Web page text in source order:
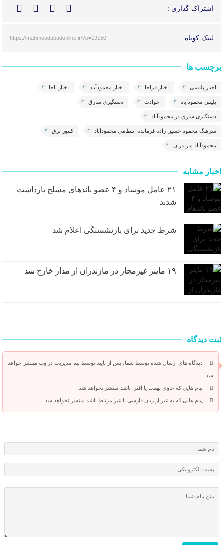
اشتراک گذاری :
لینک کوتاه : https://mahmoudabadonline.ir/?p=19150
برچسب ها
اخبار پلیسی اخبار فراجا اخبار محمودآباد اخبار ناجا
پلیس محمودآباد حوادث دستگیری سارق
دستگیری سارق در محمودآباد
سرهنگ محمود حسین زاده فرمانده انتظامی محمودآباد کنتور برق
محمودآباد مازندران
اخبار مشابه
۲۱ عامل موساد و ۴ عضو باند‌های مسلح بازداشت
شدند
شرط جدید برای بازنشستگی اعلام شد
۱۹ ماینر غیرمجاز در مازندران از مدار خارج شد
ثبت دیدگاه
دیدگاه های ارسال شده توسط شما، پس از تایید توسط تیم مدیریت در وب منتشر خواهد
شد.
پیام هایی که حاوی تهمت یا افترا باشد منتشر نخواهد شد.
پیام هایی که به غیر از زبان فارسی یا غیر مرتبط باشد منتشر نخواهد شد.